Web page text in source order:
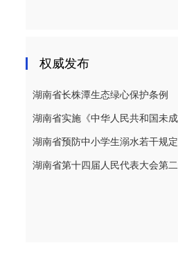
权威发布
湖南省长株潭生态绿心保护条例
湖南省预防中小学生溺水若干规定